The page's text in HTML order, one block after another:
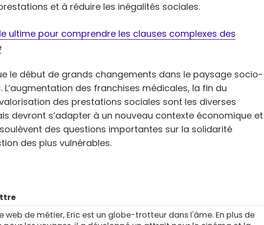
et à réduire les inégalités sociales.
ultime pour comprendre les clauses complexes des
le début de grands changements dans le paysage socio-
des franchises médicales, la fin du
des prestations sociales sont les diverses
devront s’adapter à un nouveau contexte économique et
des questions importantes sur la solidarité
des plus vulnérables.
web de métier, Eric est un globe-trotteur dans l'âme. En plus de